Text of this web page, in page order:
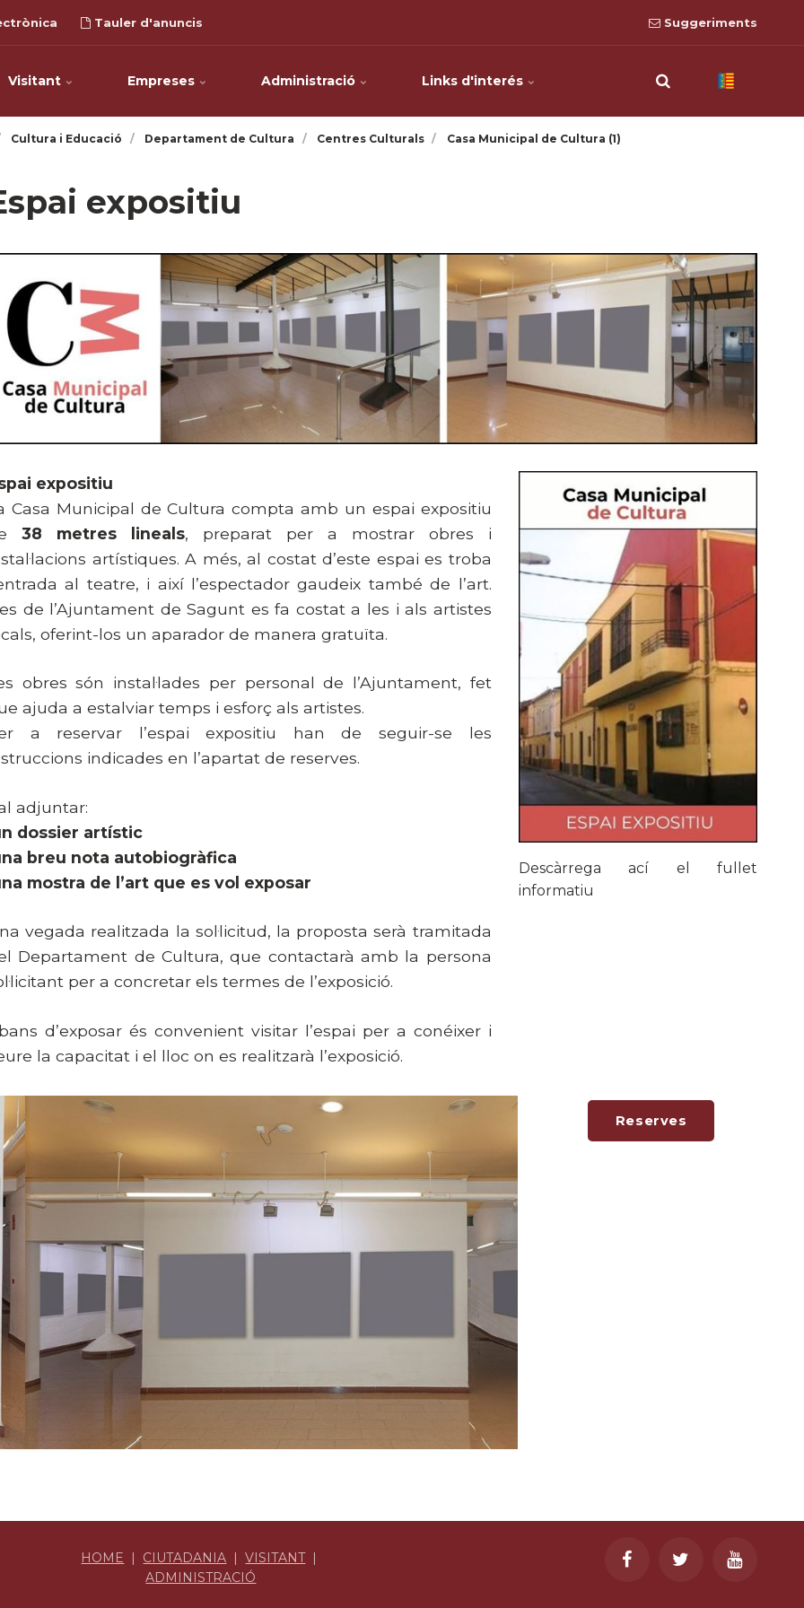
Tauler d'anuncis Suggeriments
Visitant Empreses Administració Links d'interés
Cultura i Educació Departament de Cultura Centres Culturals
Casa Municipal de Cultura (1)
expositiu
expositiu
Casa Municipal de Cultura compta amb un espai expositiu
38 metres lineals, preparat per a mostrar obres i
artístiques. A més, al costat d’este espai es troba
al teatre, i així l’espectador gaudeix també de l’art.
de l’Ajuntament de Sagunt es fa costat a les i als artistes
oferint-los un aparador de manera gratuïta.
obres són instal·lades per personal de l’Ajuntament, fet
ajuda a estalviar temps i esforç als artistes.
a reservar l’espai expositiu han de seguir-se les
indicades en l’apartat de reserves.
adjuntar:
dossier artístic
breu nota autobiogràfica
mostra de l’art que es vol exposar
vegada realitzada la sol·licitud, la proposta serà tramitada
Departament de Cultura, que contactarà amb la persona
per a concretar els termes de l’exposició.
d’exposar és convenient visitar l’espai per a conéixer i
la capacitat i el lloc on es realitzarà l’exposició.
Descàrrega ací el fullet
informatiu
Reserves
HOME CIUTADANIA |VISITANT|
ADMINISTRACIÓ